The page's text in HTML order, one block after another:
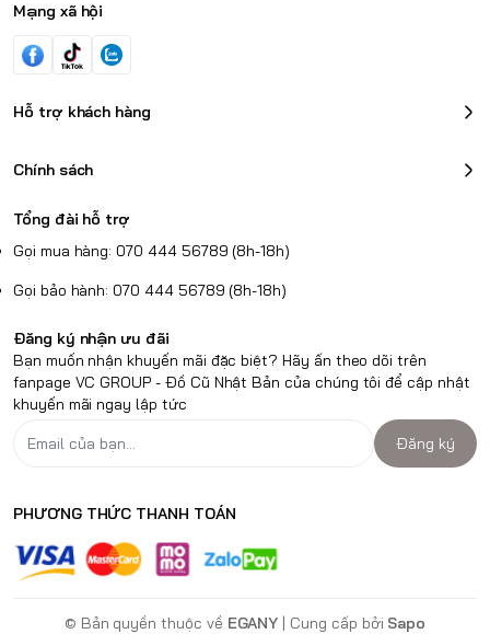
Mạng xã hội
Hỗ trợ khách hàng
Chính sách
Tổng đài hỗ trợ
Gọi mua hàng: 070 444 56789 (8h-18h)
Gọi bảo hành: 070 444 56789 (8h-18h)
Đăng ký nhận ưu đãi
Bạn muốn nhận khuyến mãi đặc biệt? Hãy ấn theo dõi trên
fanpage VC GROUP - Đồ Cũ Nhật Bản của chúng tôi để cập nhật
khuyến mãi ngay lập tức
Đăng ký
PHƯƠNG THỨC THANH TOÁN
© Bản quyền thuộc về EGANY | Cung cấp bởi Sapo